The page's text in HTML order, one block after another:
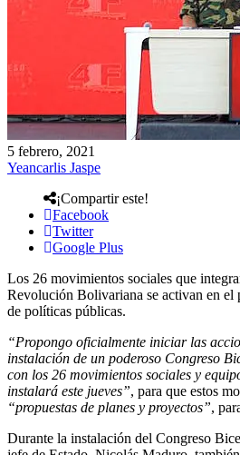
5 febrero, 2021
Yeancarlis Jaspe
¡Compartir este!
Facebook
Twitter
Google Plus
Los 26 movimientos sociales que
Revolución Bolivariana se activan en el
de políticas públicas.
“Propongo oficialmente iniciar las
instalación de un poderoso Congreso
con los 26 movimientos sociales y
instalará este jueves”, para que estos
“propuestas de planes y proyectos”,
Durante la instalación del Congreso